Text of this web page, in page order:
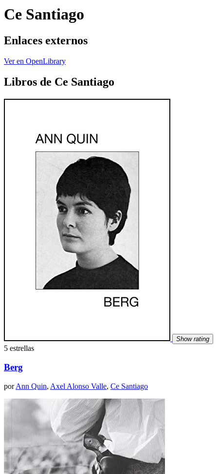
Ce Santiago
Enlaces externos
Ver en OpenLibrary
Libros de Ce Santiago
Show rating
5 estrellas
Berg
porAnn Quin, Axel Alonso Valle, Ce Santiago